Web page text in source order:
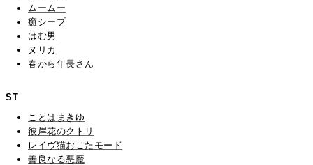
ムームー
癒シープ
はむ男
ヌリカ
春から年長さん
ST
ことはまきゆ
彼岸花のクトリ
レイヴ猫おこたモード
善良なる悪魔